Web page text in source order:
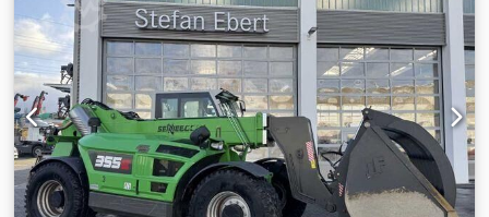
Konzeption: Oberteil 3500 mm / Unterteil 3500 mm /
Zwischenstueck / 3000 mm / Zwischenstueck 1500 mm
Grundgeraet: mit 4-Punkt-Schiebetraegerabstuetzung
Motorhersteller / Typ / Leistung: Deutz / F6L 912 / 78 kW
Max. Traglast: 25000 kg Auslaegerlaenge: 11500 mm